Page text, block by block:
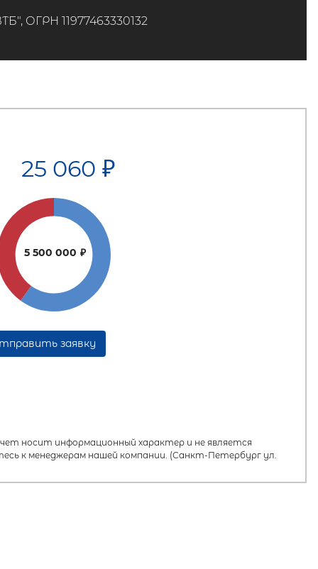
ОГРН 11977463330132
25 060 ₽
5 500 000 ₽
заявку
носит информационный характер и не является
к менеджерам нашей компании. (Санкт-Петербург ул.